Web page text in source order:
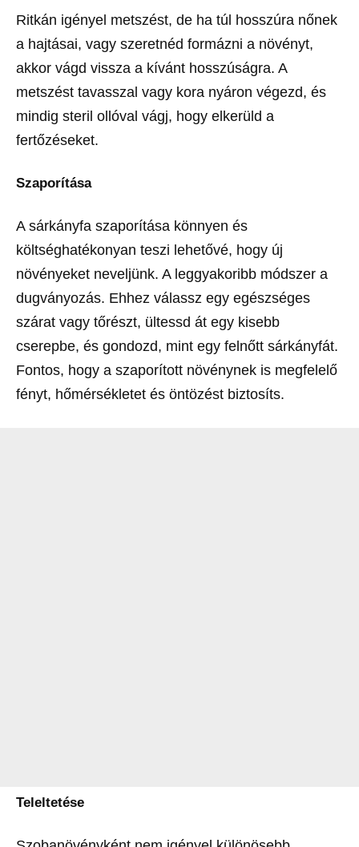
Ritkán igényel metszést, de ha túl hosszúra nőnek
a hajtásai, vagy szeretnéd formázni a növényt,
akkor vágd vissza a kívánt hosszúságra. A
metszést tavasszal vagy kora nyáron végezd, és
mindig steril ollóval vágj, hogy elkerüld a
fertőzéseket.
Szaporítása
A sárkányfa szaporítása könnyen és
költséghatékonyan teszi lehetővé, hogy új
növényeket neveljünk. A leggyakoribb módszer a
dugványozás. Ehhez válassz egy egészséges
szárat vagy tőrészt, ültessd át egy kisebb
cserepbe, és gondozd, mint egy felnőtt sárkányfát.
Fontos, hogy a szaporított növénynek is megfelelő
fényt, hőmérsékletet és öntözést biztosíts.
Teleltetése